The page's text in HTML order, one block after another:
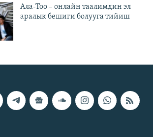
Ала-Тоо – онлайн таалимдин эл
аралык бешиги болууга тийиш